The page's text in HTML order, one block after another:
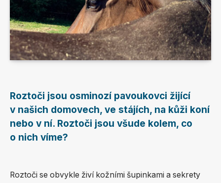
Roztoči jsou osminozí pavoukovci žijící
v našich domovech, ve stájích, na kůži koní
nebo v ní. Roztoči jsou všude kolem, co
o nich víme?
Roztoči se obvykle živí kožními šupinkami a sekrety